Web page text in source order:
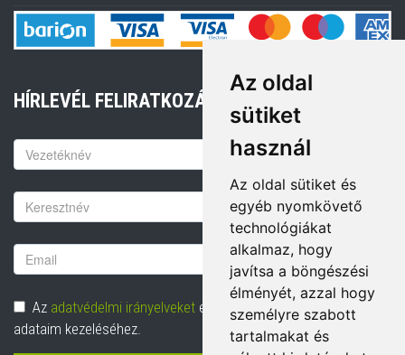
Az oldal
sütiket
használ
Az oldal sütiket és
egyéb nyomkövető
technológiákat
alkalmaz, hogy
javítsa a böngészési
élményét, azzal hogy
személyre szabott
tartalmakat és
HÍRLEVÉL FELIRATKOZÁS
Keresztnév
Vezetéknév
Email
cím
Adatvédelem
Az adatvédelmi irányelveket elolvastam és hozzájárulok
adataim kezeléséhez.